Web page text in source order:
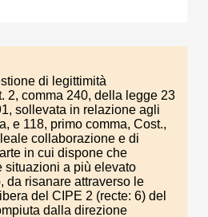
di legittimità
2, comma 240, della legge 23
sollevata in relazione agli
e 118, primo comma, Cost.,
collaborazione e di
in cui dispone che
situazioni a più elevato
da risanare attraverso le
del CIPE 2 (recte: 6) del
dalla direzione